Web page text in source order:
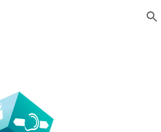
Skip to navigation